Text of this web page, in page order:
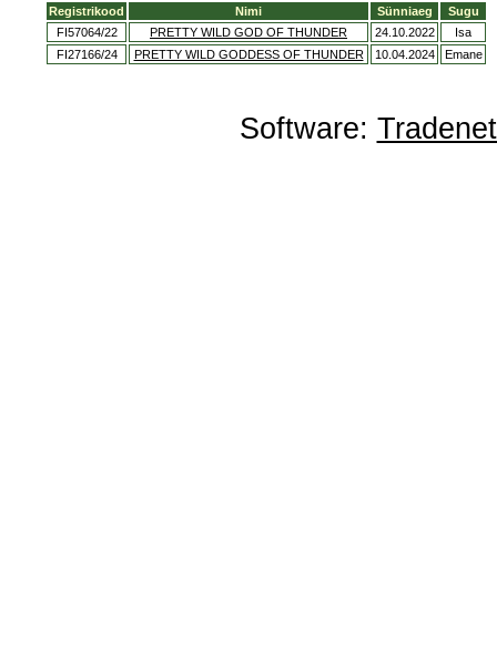
Registrikood Nimi Sünniaeg
Sugu
FI57064/22
PRETTY WILD GOD OF THUNDER 24.10.2022
Isa
FI27166/24
PRETTY WILD GODDESS OF THUNDER 10.04.2024 Emane
Software: